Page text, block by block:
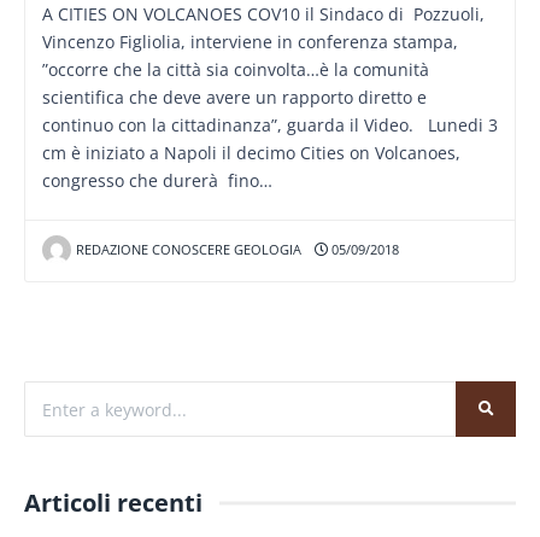
A CITIES ON VOLCANOES COV10 il Sindaco di Pozzuoli,
Vincenzo Figliolia, interviene in conferenza stampa,
”occorre che la città sia coinvolta…è la comunità
scientifica che deve avere un rapporto diretto e
continuo con la cittadinanza”, guarda il Video. Lunedi 3
cm è iniziato a Napoli il decimo Cities on Volcanoes,
congresso che durerà fino…
REDAZIONE CONOSCERE GEOLOGIA 05/09/2018
Articoli recenti